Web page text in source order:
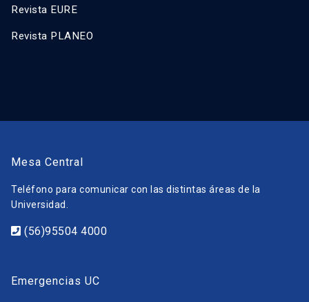
Revista EURE
Revista PLANEO
Mesa Central
Teléfono para comunicar con las distintas áreas de la
Universidad.
(56)95504 4000
Emergencias UC